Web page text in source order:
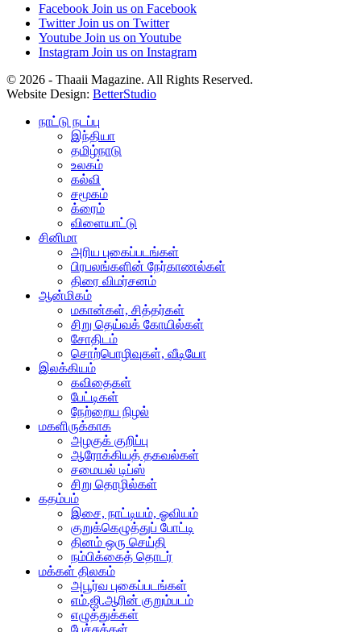
Facebook Join us on Facebook
Twitter Join us on Twitter
Youtube Join us on Youtube
Instagram Join us on Instagram
© 2026 - Thaaii Magazine. All Rights Reserved.
Website Design: BetterStudio
நாட்டு நடப்பு
இந்தியா
தமிழ்நாடு
உலகம்
கல்வி
சமூகம்
க்ரைம்
விளையாட்டு
சினிமா
அரிய புகைப்படங்கள்
பிரபலங்களின் நேர்காணல்கள்
திரை விமர்சனம்
ஆன்மிகம்
மகான்கள், சித்தர்கள்
சிறு தெய்வக் கோயில்கள்
சோதிடம்
சொற்பொழிவுகள், வீடியோ
இலக்கியம்
கவிதைகள்
பேட்டிகள்
நேற்றைய நிழல்
மகளிருக்காக
அழகுக் குறிப்பு
ஆரோக்கியத் தகவல்கள்
சமையல் டிப்ஸ்
சிறு தொழில்கள்
கதம்பம்
இசை, நாட்டியம், ஓவியம்
குறுக்கெழுத்துப் போட்டி
தினம் ஒரு செய்தி
நம்பிக்கைத் தொடர்
மக்கள் திலகம்
அபூர்வ புகைப்படங்கள்
எம்.ஜி.ஆரின் குறும்படம்
எழுத்துக்கள்
பேச்சுக்கள்